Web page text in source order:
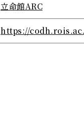
立命館ARC
https://